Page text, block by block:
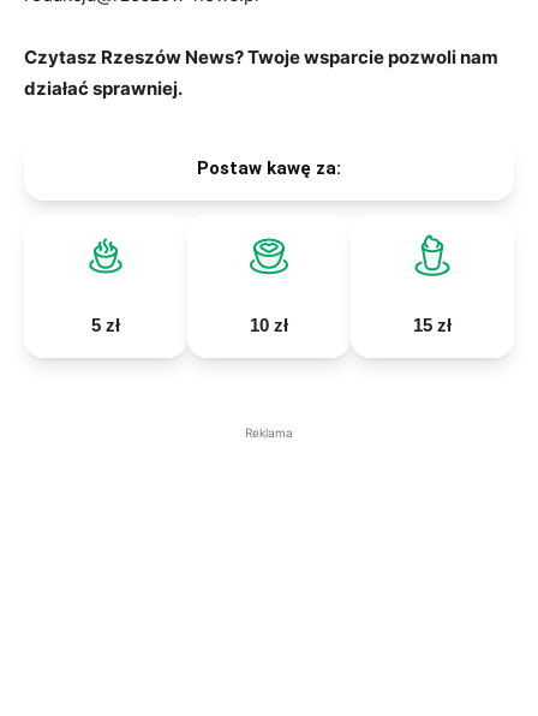
Czytasz Rzeszów News? Twoje wsparcie pozwoli nam
działać sprawniej.
Postaw kawę za:
5 zł 10 zł 15 zł
Reklama